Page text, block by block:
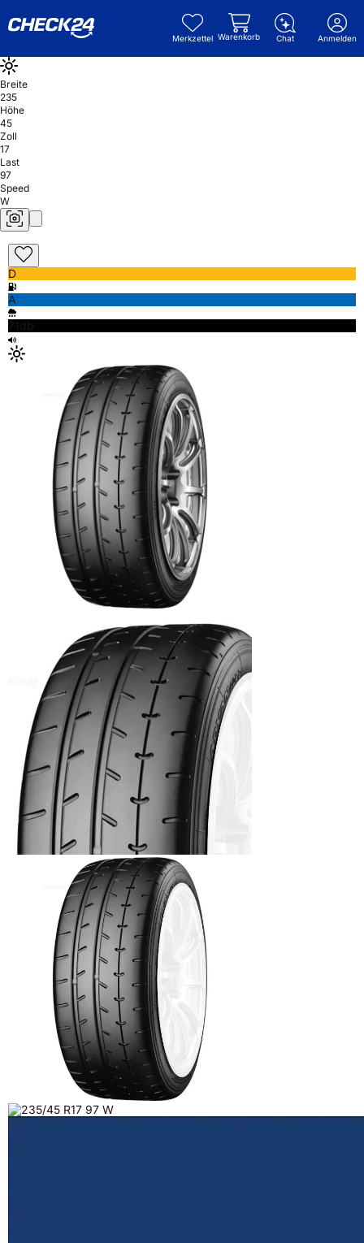
Merkzettel Warenkorb Chat Anmelden
Breite
235
Höhe
45
Zoll
17
Last
97
Speed
W
D
A
71db